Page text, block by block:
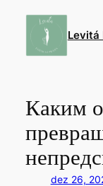
Levitá
Каким
dez 26,